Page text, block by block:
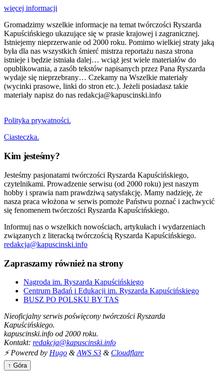
więcej informacji
Gromadzimy wszelkie informacje na temat twórczości Ryszarda
Kapuścińskiego ukazujące się w prasie krajowej i zagranicznej.
Istniejemy nieprzerwanie od 2000 roku. Pomimo wielkiej straty jaką
była dla nas wszystkich śmierć mistrza reportażu nasza strona
istnieje i będzie istniała dalej… wciąż jest wiele materiałów do
opublikowania, a zasób tekstów napisanych przez Pana Ryszarda
wydaje się nieprzebrany… Czekamy na Wszelkie materiały
(wycinki prasowe, linki do stron etc.). Jeżeli posiadasz takie
materiały napisz do nas redakcja@kapuscinski.info
Polityka prywatności.
Ciasteczka.
Kim jesteśmy?
Jesteśmy pasjonatami twórczości Ryszarda Kapuścińskiego,
czytelnikami. Prowadzenie serwisu (od 2000 roku) jest naszym
hobby i sprawia nam prawdziwą satysfakcję. Mamy nadzieję, że
nasza praca włożona w serwis pomoże Państwu poznać i zachwycić
się fenomenem twórczości Ryszarda Kapuścińskiego.
Informuj nas o wszelkich nowościach, artykułach i wydarzeniach
związanych z literacką twórczością Ryszarda Kapuścińskiego.
redakcja@kapuscinski.info
Zapraszamy również na strony
Nagroda im. Ryszarda Kapuścińskiego
Centrum Badań i Edukacji im. Ryszarda Kapuścińskiego
BUSZ PO POLSKU BY TAS
Nieoficjalny serwis poświęcony twórczości Ryszarda
Kapuścińskiego.
kapuscinski.info od 2000 roku.
Kontakt: redakcja@kapuscinski.info
⚡ Powered by Hugo & AWS S3 & Cloudflare
↑ Góra